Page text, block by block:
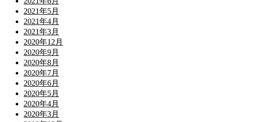
2021年5月
2021年4月
2021年3月
2020年12月
2020年9月
2020年8月
2020年7月
2020年6月
2020年5月
2020年4月
2020年3月